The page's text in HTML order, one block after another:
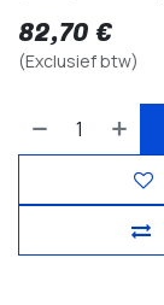
82,70 €
(Exclusief btw)